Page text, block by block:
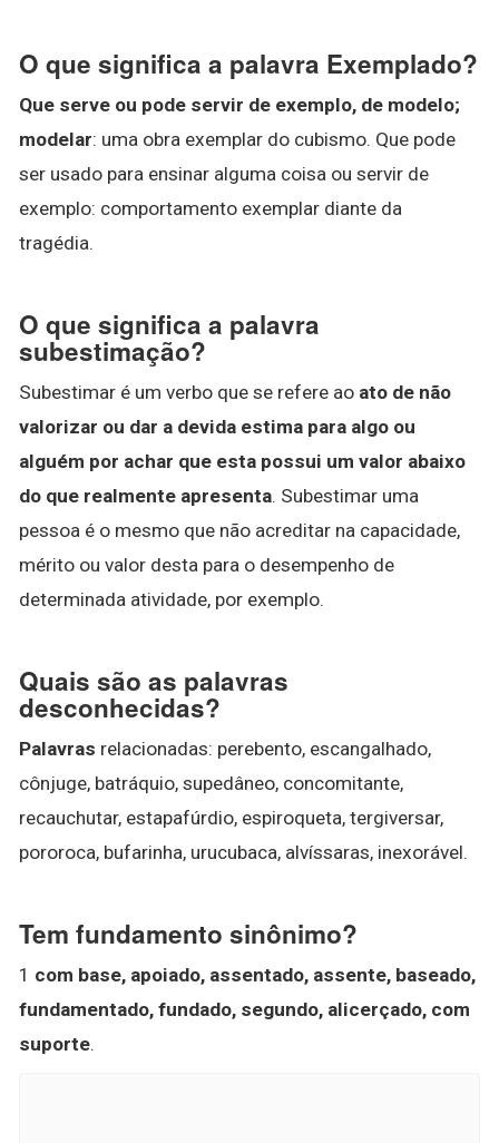
O que significa a palavra Exemplado?
Que serve ou pode servir de exemplo, de modelo;
modelar: uma obra exemplar do cubismo. Que pode
ser usado para ensinar alguma coisa ou servir de
exemplo: comportamento exemplar diante da
tragédia.
O que significa a palavra
subestimação?
Subestimar é um verbo que se refere ao ato de não
valorizar ou dar a devida estima para algo ou
alguém por achar que esta possui um valor abaixo
do que realmente apresenta. Subestimar uma
pessoa é o mesmo que não acreditar na capacidade,
mérito ou valor desta para o desempenho de
determinada atividade, por exemplo.
Quais são as palavras
desconhecidas?
Palavras relacionadas: perebento, escangalhado,
cônjuge, batráquio, supedâneo, concomitante,
recauchutar, estapafúrdio, espiroqueta, tergiversar,
pororoca, bufarinha, urucubaca, alvíssaras, inexorável.
Tem fundamento sinônimo?
1 com base, apoiado, assentado, assente, baseado,
fundamentado, fundado, segundo, alicerçado, com
suporte.